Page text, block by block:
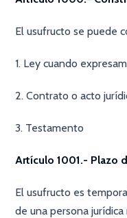
El usufructo se puede
1. Ley cuando
2. Contrato o acto
3. Testamento
Artículo 1001.- Plazo
El usufructo es
de una persona